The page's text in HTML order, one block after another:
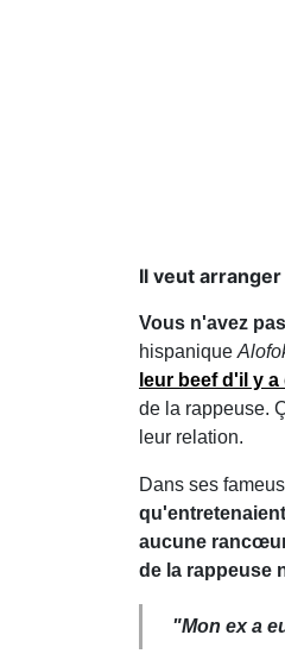
Il veut
Vous n'avez
hispanique
leur beef d'il y
de la rappeuse.
leur relation.
Dans ses
aucune
de la rappeuse
"Mon ex a